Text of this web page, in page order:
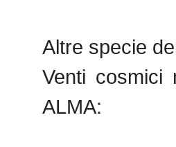
Altre specie
Venti cosmici
ALMA: